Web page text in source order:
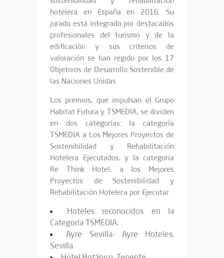
hotelera en España en 2016. Su
jurado está integrado por destacados
profesionales del turismo y de la
edificación y sus criterios de
valoración se han regido por los 17
Objetivos de Desarrollo Sostenible de
las Naciones Unidas.
Los premios, que impulsan el Grupo
Habitat Futura y TSMEDIA, se dividen
en dos categorías: la categoría
TSMEDIA a Los Mejores Proyectos de
Sostenibilidad y Rehabilitación
Hotelera Ejecutados, y la categoría
Re Think Hotel, a los Mejores
Proyectos de Sostenibilidad y
Rehabilitación Hotelera por Ejecutar.
Hoteles reconocidos en la
Categoría TSMEDIA:
Ayre Sevilla- Ayre Hoteles.
Sevilla